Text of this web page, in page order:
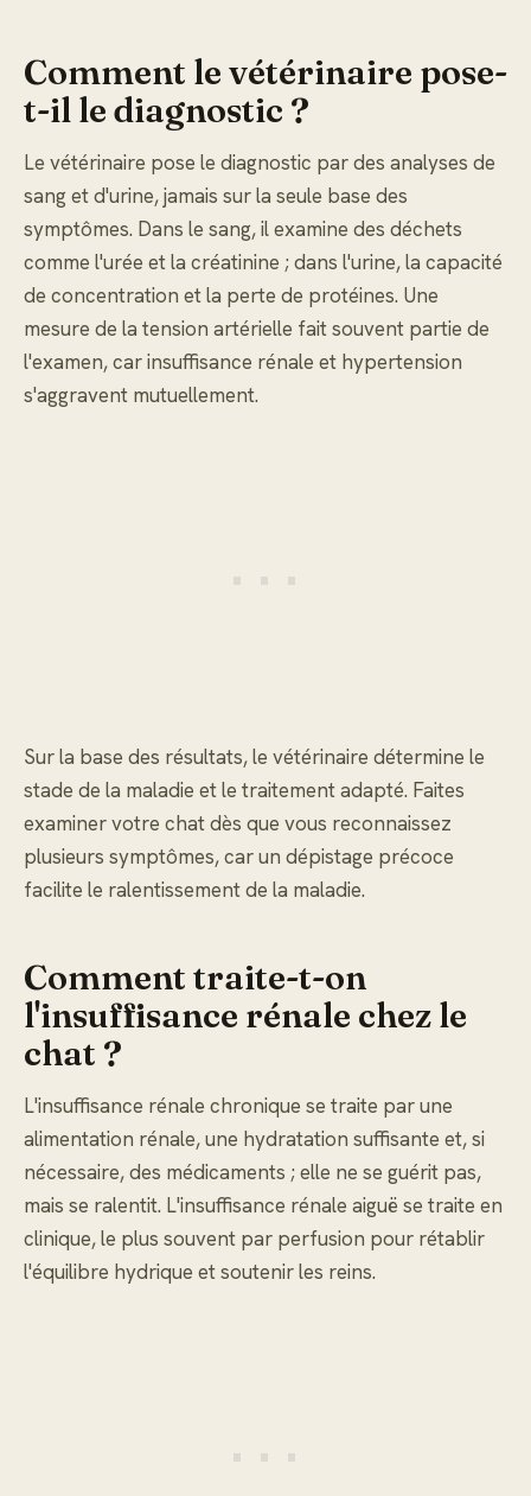
Comment le vétérinaire pose-
t-il le diagnostic ?
Le vétérinaire pose le diagnostic par des analyses de
sang et d'urine, jamais sur la seule base des
symptômes. Dans le sang, il examine des déchets
comme l'urée et la créatinine ; dans l'urine, la capacité
de concentration et la perte de protéines. Une
mesure de la tension artérielle fait souvent partie de
l'examen, car insuffisance rénale et hypertension
s'aggravent mutuellement.
Sur la base des résultats, le vétérinaire détermine le
stade de la maladie et le traitement adapté. Faites
examiner votre chat dès que vous reconnaissez
plusieurs symptômes, car un dépistage précoce
facilite le ralentissement de la maladie.
Comment traite-t-on
l'insuffisance rénale chez le
chat ?
L'insuffisance rénale chronique se traite par une
alimentation rénale, une hydratation suffisante et, si
nécessaire, des médicaments ; elle ne se guérit pas,
mais se ralentit. L'insuffisance rénale aiguë se traite en
clinique, le plus souvent par perfusion pour rétablir
l'équilibre hydrique et soutenir les reins.